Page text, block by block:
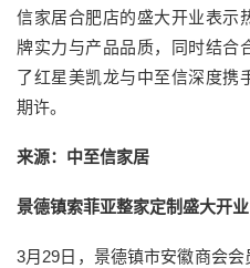
信家居合肥店的盛大开业表示
牌实力与产品品质，同时结合
了红星美凯龙与中至信深度携
期许。
来源：中至信家居
景德镇索菲亚整家定制盛大开业
3月29日，景德镇市安徽商会